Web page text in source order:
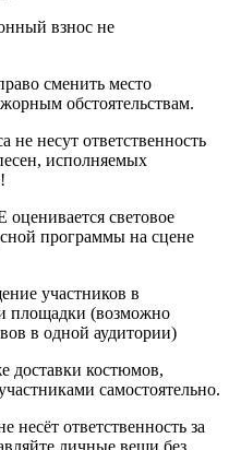
взнос не
сменить место
обстоятельствам.
не несут ответственность
исполняемых
световое
программы на сцене
участников в
площадки (возможно
в одной аудитории)
доставки костюмов,
самостоятельно.
несёт ответственность за
личные вещи без